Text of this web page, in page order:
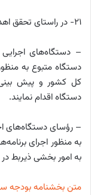
۲۱- در راستای تحقق اهداف برنامه هفتم:
– دستگاه‌های
کل کشور و پیش بینی
دستگاه اقدام نمایند.
– رؤسای دستگاه‌های
به منظور اجرای
به امور بخشی ذیربط در
متن بخشنامه بودجه سال 1403